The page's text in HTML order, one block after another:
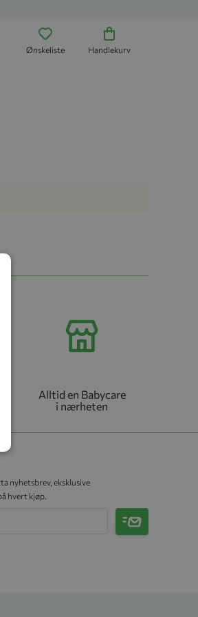
Ønskeliste Handlekurv
Alltid en Babycare
i nærheten
nyhetsbrev, eksklusive
hvert kjøp.
Meld på